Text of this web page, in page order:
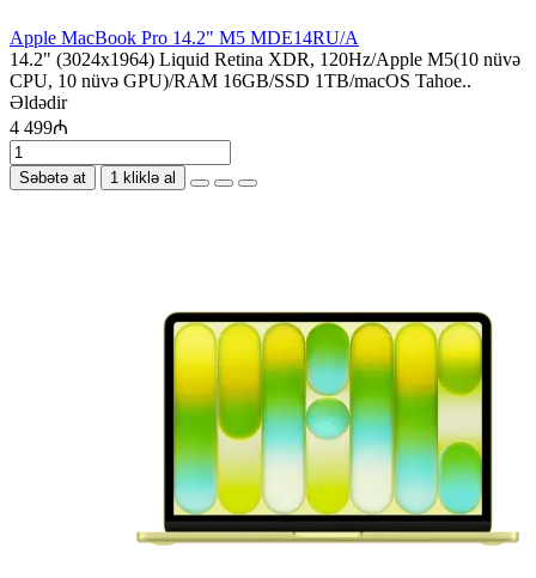
Apple MacBook Pro 14.2" M5 MDE14RU/A
14.2" (3024x1964) Liquid Retina XDR, 120Hz/Apple M5(10 nüvə
CPU, 10 nüvə GPU)/RAM 16GB/SSD 1TB/macOS Tahoe..
Əldədir
4 499₼
Səbətə at 1 kliklə al